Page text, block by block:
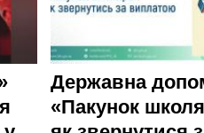
Державна
«Пакунок